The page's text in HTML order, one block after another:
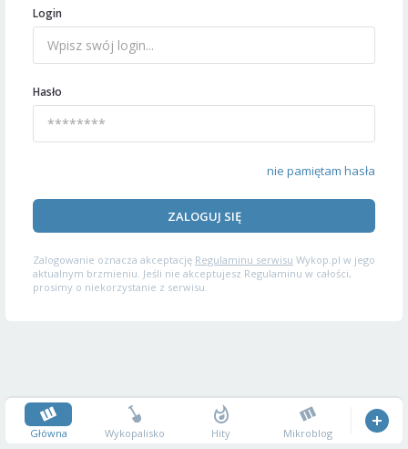
Login
Hasło
nie pamiętam hasła
ZALOGUJ SIĘ
Zalogowanie oznacza akceptację Regulaminu serwisu Wykop.pl w jego
aktualnym brzmieniu. Jeśli nie akceptujesz Regulaminu w całości,
prosimy o niekorzystanie z serwisu.
Główna Wykopalisko Hity Mikroblog